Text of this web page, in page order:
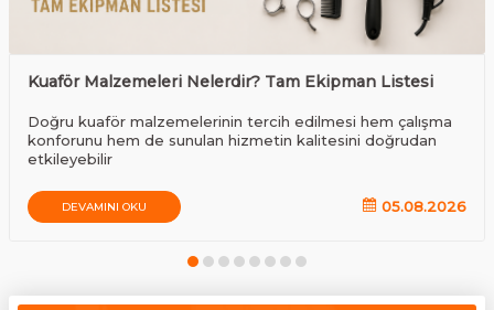
Kuaför Malzemeleri Nelerdir? Tam Ekipman Listesi
Doğru kuaför malzemelerinin tercih edilmesi hem çalışma
konforunu hem de sunulan hizmetin kalitesini doğrudan
etkileyebilir
DEVAMINI OKU 05.08.2026